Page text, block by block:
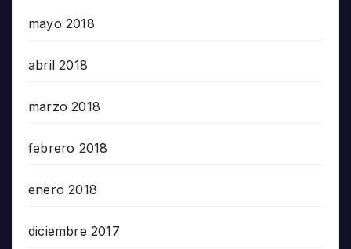
mayo 2018
abril 2018
marzo 2018
febrero 2018
enero 2018
diciembre 2017